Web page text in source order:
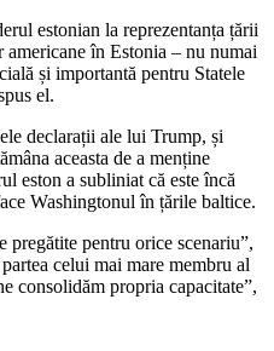
estonian la reprezentanța țării
americane în Estonia – nu numai
și importantă pentru Statele
el.
declarații ale lui Trump, și
aceasta de a menține
eston a subliniat că este încă
Washingtonul în țările baltice.
pregătite pentru orice scenariu”,
celui mai mare membru al
consolidăm propria capacitate”,